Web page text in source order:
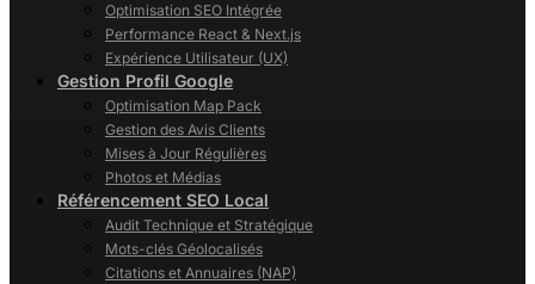
Optimisation SEO Intégrée
Performance React & Next.js
Expérience Utilisateur (UX)
Gestion Profil Google
Optimisation Map Pack
Gestion des Avis Clients
Mises à Jour Régulières
Photos et Médias
Référencement SEO Local
Audit Technique et Stratégique
Mots-clés Géolocalisés
Citations et Annuaires (NAP)